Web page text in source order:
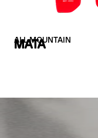
ALL MOUNTAIN
MATA